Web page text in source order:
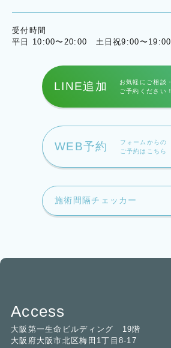
受付時間
平日 10:00〜20:00 土日祝9:00〜19:00
LINE追加
お気軽にご相談・
ご予約ください！
WEB予約
フォームからの
ご予約はこちら
施術間隔チェッカー
Access
大阪第一生命ビルディング 19階
大阪府大阪市北区梅田1丁目8-17